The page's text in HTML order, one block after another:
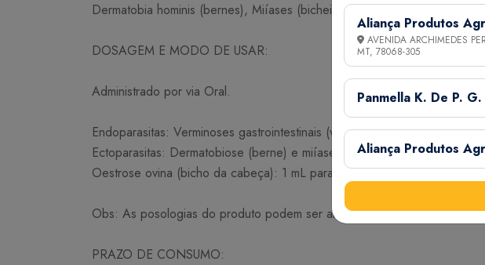
Dermatobia hominis (bernes), Miíases (bicheiras), Oestrus ovis (bicho
DOSAGEM E MODO DE USAR:
Administrado por via Oral.
Endoparasitas: Verminoses gastrointestinais (vermes) e Fasciolose: 1
Ectoparasitas: Dermatobiose (berne) e miíases (bicheiras): 3mL para
Oestrose ovina (bicho da cabeça): 1 mL para 10 kg de peso vivo, em
Obs: As posologias do produto podem ser alteradas conforme o
PRAZO DE CONSUMO:
Aliança Produtos
AVENIDA ARCHIMEDES
MT, 78068-305
Panmella K. De P.
Aliança Produtos